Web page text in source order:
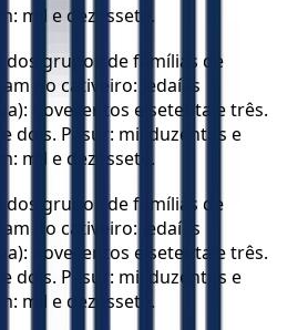
mil e dezessete.
dos grupos de famílias de
do cativeiro: Jedaías
novecentos e setenta e três.
dois. Pasur: mil duzentos e
mil e dezessete.
dos grupos de famílias de
do cativeiro: Jedaías
novecentos e setenta e três.
dois. Pasur: mil duzentos e
mil e dezessete.